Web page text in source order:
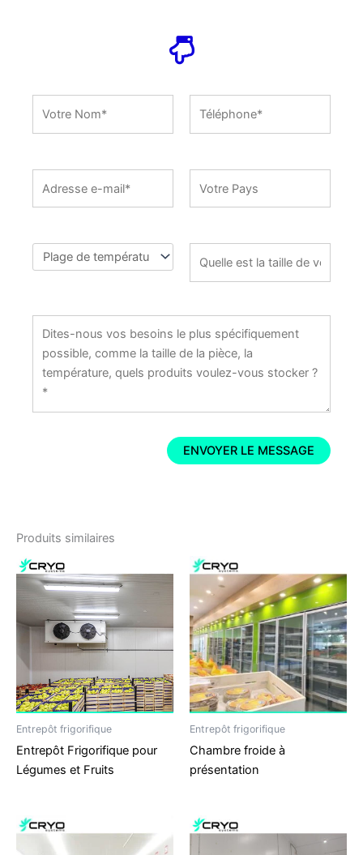
Produits similaires
Entrepôt frigorifique
Entrepôt Frigorifique pour
Légumes et Fruits
Entrepôt frigorifique
Chambre froide à
présentation